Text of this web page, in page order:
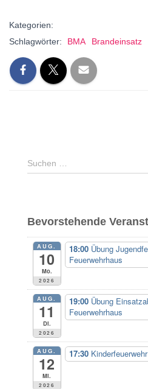
Kategorien:
Schlagwörter:
BMA Brandeinsatz
S
u
n
n
:
Suchen …
Bevorstehende
AUG.
10
Mo.
2026
18:00 Übung
Feuerwehrhaus
AUG.
11
Di.
2026
19:00 Übung
Feuerwehrhaus
AUG.
12
Mi.
2026
17:30 Kinderfeuerwehr